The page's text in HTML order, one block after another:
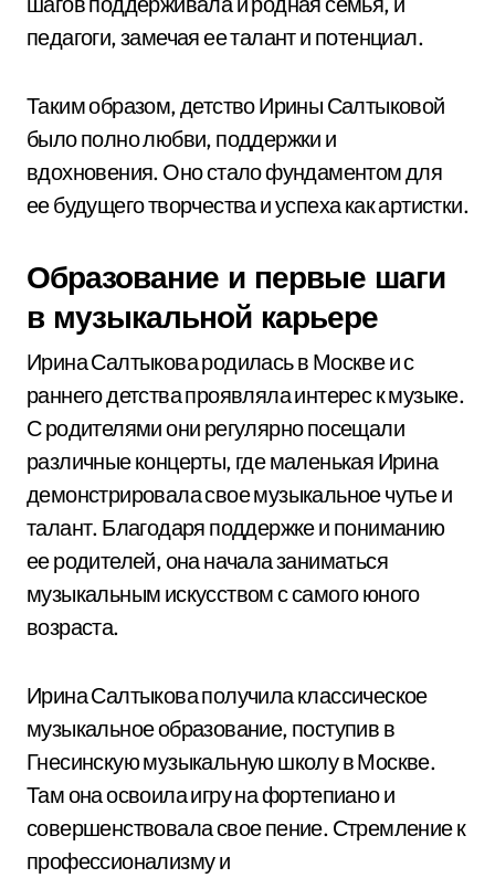
педагоги, замечая ее талант и потенциал.
Таким образом, детство Ирины Салтыковой
было полно любви, поддержки и
вдохновения. Оно стало фундаментом для
ее будущего творчества и успеха как артистки.
Образование и первые шаги
в музыкальной карьере
Ирина Салтыкова родилась в Москве и с
раннего детства проявляла интерес к музыке.
С родителями они регулярно посещали
различные концерты, где маленькая Ирина
демонстрировала свое музыкальное чутье и
талант. Благодаря поддержке и пониманию
ее родителей, она начала заниматься
музыкальным искусством с самого юного
возраста.
Ирина Салтыкова получила классическое
музыкальное образование, поступив в
Гнесинскую музыкальную школу в Москве.
Там она освоила игру на фортепиано и
совершенствовала свое пение. Стремление к
профессионализму и